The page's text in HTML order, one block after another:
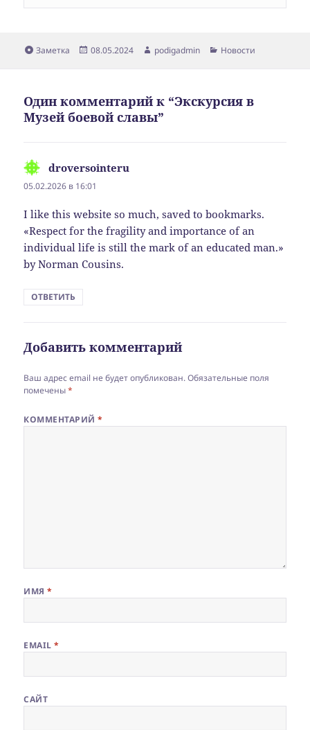
Формат
Заметка Опубликовано
08.05.2024 Автор
podigadmin Рубрики
Новости
Один комментарий к “Экскурсия в
Музей боевой славы”
droversointeru
05.02.2026 в 16:01
I like this website so much, saved to bookmarks.
«Respect for the fragility and importance of an
individual life is still the mark of an educated man.»
by Norman Cousins.
ОТВЕТИТЬ
Добавить комментарий
Ваш адрес email не будет опубликован. Обязательные поля
помечены*
КОММЕНТАРИЙ*
ИМЯ*
EMAIL*
САЙТ